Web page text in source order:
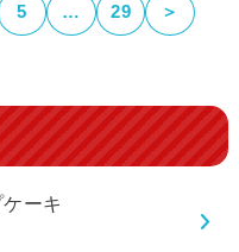
5 … 29 ＞
ーキ